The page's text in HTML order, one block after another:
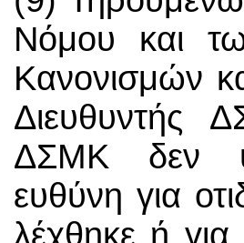
Νόμου και
Κανονισμών
Διευθυντής
ΔΣΜΚ δεν
ευθύνη για
λέχθηκε ή